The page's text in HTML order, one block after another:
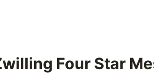
Four Star